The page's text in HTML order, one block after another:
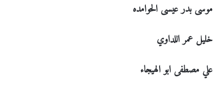
موسى بدر عيسى الحوامده
خليل عمر اللداوي
علي مصطفى ابو الهيجاء